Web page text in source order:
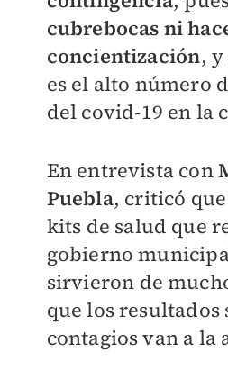
cubrebocas ni
concientización,
es el alto número
del covid-19 en la
En entrevista con
Puebla, criticó
kits de salud que
gobierno
sirvieron de
que los resultados
contagios van a la